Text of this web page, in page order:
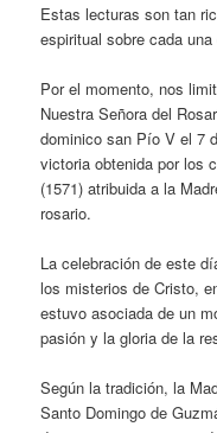
Estas lecturas son tan
espiritual sobre cada
Por el momento, nos
Nuestra Señora del
dominico san Pío V el 7
victoria obtenida por los
(1571) atribuida a la
rosario.
La celebración de este
los misterios de Cristo,
estuvo asociada de un
pasión y la gloria de la
Según la tradición, la
Santo Domingo de